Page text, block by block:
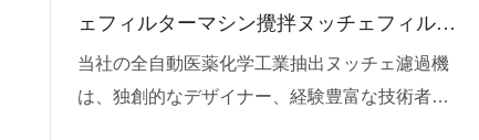
ェフィルターマシン攪拌ヌッチェフィルタ
ー
当社の全自動医薬化学工業抽出ヌッチェ濾過機
は、独創的なデザイナー、経験豊富な技術者、